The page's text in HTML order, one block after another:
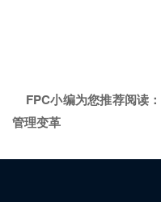
FPC小编为您推荐阅读：
管理变革